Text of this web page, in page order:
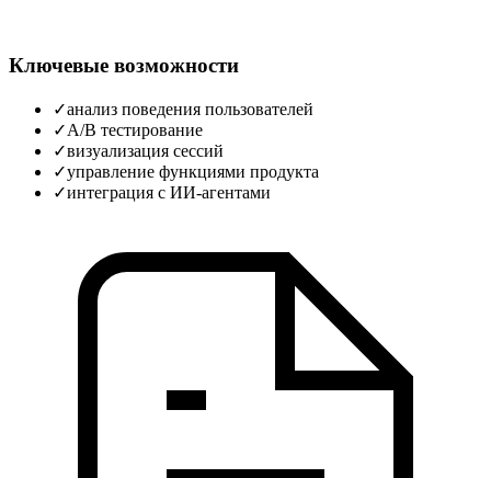
Ключевые возможности
✓анализ поведения пользователей
✓A/B тестирование
✓визуализация сессий
✓управление функциями продукта
✓интеграция с ИИ‑агентами